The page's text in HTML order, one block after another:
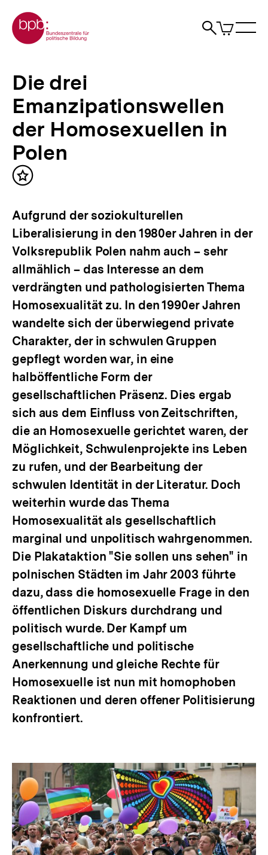
zum
Seiteninhalt
springen
Zur Startseite der bpb
Suche
Artikel
im
drei
Emanzipationswellen
der
Homosexuellen
Polen
bpb.de
Die drei
Emanzipationswellen
der Homosexuellen in
Polen
Inhalt
Aufgrund der soziokulturellen
Liberalisierung in den 1980er Jahren in der
Volksrepublik Polen nahm auch – sehr
allmählich – das Interesse an dem
verdrängten und pathologisierten Thema
Homosexualität zu. In den 1990er Jahren
wandelte sich der überwiegend private
Charakter, der in schwulen Gruppen
gepflegt worden war, in eine
halböffentliche Form der
gesellschaftlichen Präsenz. Dies ergab
sich aus dem Einfluss von Zeitschriften,
die an Homosexuelle gerichtet waren, der
Möglichkeit, Schwulenprojekte ins Leben
zu rufen, und der Bearbeitung der
schwulen Identität in der Literatur. Doch
weiterhin wurde das Thema
Homosexualität als gesellschaftlich
marginal und unpolitisch wahrgenommen.
Die Plakataktion "Sie sollen uns sehen" in
polnischen Städten im Jahr 2003 führte
dazu, dass die homosexuelle Frage in den
öffentlichen Diskurs durchdrang und
politisch wurde. Der Kampf um
gesellschaftliche und politische
Anerkennung und gleiche Rechte für
Homosexuelle ist nun mit homophoben
Reaktionen und deren offener Politisierung
konfrontiert.